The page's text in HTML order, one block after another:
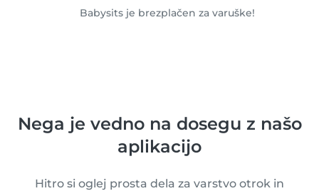
Babysits je brezplačen za varuške!
Nega je vedno na dosegu z našo
aplikacijo
Hitro si oglej prosta dela za varstvo otrok in